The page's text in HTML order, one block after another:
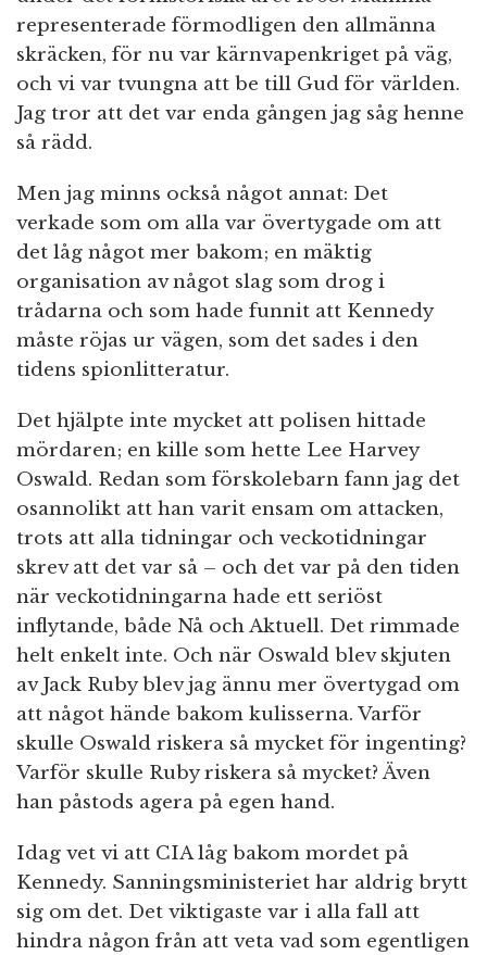
representerade förmodligen den allmänna
skräcken, för nu var kärnvapenkriget på väg,
och vi var tvungna att be till Gud för världen.
Jag tror att det var enda gången jag såg henne
så rädd.
Men jag minns också något annat: Det
verkade som om alla var övertygade om att
det låg något mer bakom; en mäktig
organisation av något slag som drog i
trådarna och som hade funnit att Kennedy
måste röjas ur vägen, som det sades i den
tidens spionlitteratur.
Det hjälpte inte mycket att polisen hittade
mördaren; en kille som hette Lee Harvey
Oswald. Redan som förskolebarn fann jag det
osannolikt att han varit ensam om attacken,
trots att alla tidningar och veckotidningar
skrev att det var så – och det var på den tiden
när veckotidningarna hade ett seriöst
inflytande, både Nå och Aktuell. Det rimmade
helt enkelt inte. Och när Oswald blev skjuten
av Jack Ruby blev jag ännu mer övertygad om
att något hände bakom kulisserna. Varför
skulle Oswald riskera så mycket för ingenting?
Varför skulle Ruby riskera så mycket? Även
han påstods agera på egen hand.
Idag vet vi att CIA låg bakom mordet på
Kennedy. Sanningsministeriet har aldrig brytt
sig om det. Det viktigaste var i alla fall att
hindra någon från att veta vad som egentligen